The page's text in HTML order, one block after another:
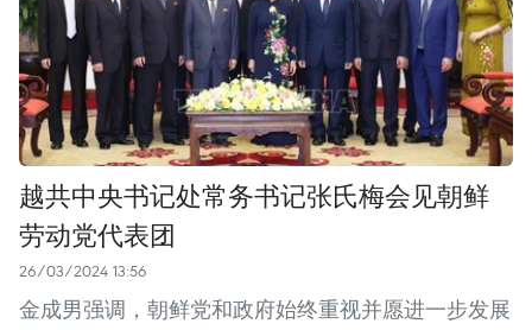
越共中央书记处常务书记张氏梅会见朝鲜
劳动党代表团
26/03/2024 13:56
金成男强调，朝鲜党和政府始终重视并愿进一步发展